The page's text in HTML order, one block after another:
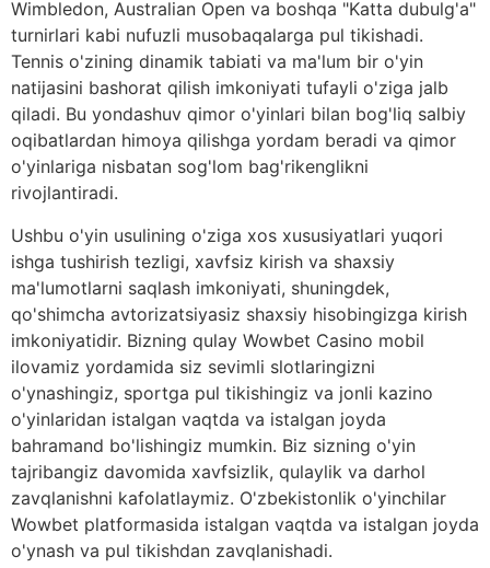
Wimbledon, Australian Open va boshqa "Katta dubulg'a"
turnirlari kabi nufuzli musobaqalarga pul tikishadi.
Tennis o'zining dinamik tabiati va ma'lum bir o'yin
natijasini bashorat qilish imkoniyati tufayli o'ziga jalb
qiladi. Bu yondashuv qimor o'yinlari bilan bog'liq salbiy
oqibatlardan himoya qilishga yordam beradi va qimor
o'yinlariga nisbatan sog'lom bag'rikenglikni
rivojlantiradi.
Ushbu o'yin usulining o'ziga xos xususiyatlari yuqori
ishga tushirish tezligi, xavfsiz kirish va shaxsiy
ma'lumotlarni saqlash imkoniyati, shuningdek,
qo'shimcha avtorizatsiyasiz shaxsiy hisobingizga kirish
imkoniyatidir. Bizning qulay Wowbet Casino mobil
ilovamiz yordamida siz sevimli slotlaringizni
o'ynashingiz, sportga pul tikishingiz va jonli kazino
o'yinlaridan istalgan vaqtda va istalgan joyda
bahramand bo'lishingiz mumkin. Biz sizning o'yin
tajribangiz davomida xavfsizlik, qulaylik va darhol
zavqlanishni kafolatlaymiz. O'zbekistonlik o'yinchilar
Wowbet platformasida istalgan vaqtda va istalgan joyda
o'ynash va pul tikishdan zavqlanishadi.